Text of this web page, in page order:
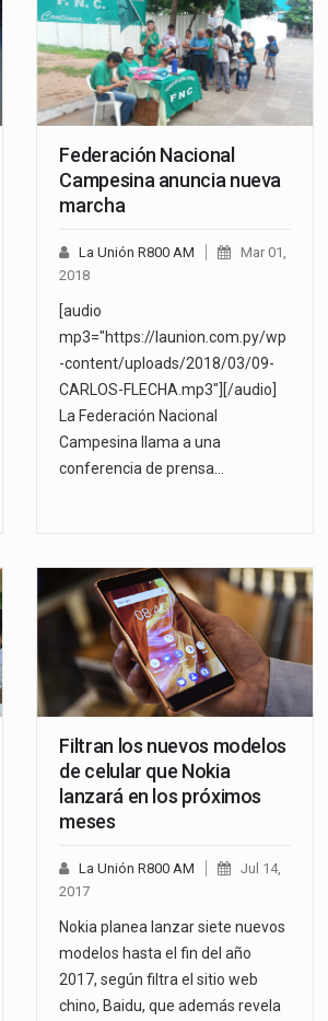
Federación Nacional
Campesina anuncia nueva
marcha
La Unión R800 AM
Mar 01,
2018
[audio
mp3="https://launion.com.py/wp
-content/uploads/2018/03/09-
CARLOS-FLECHA.mp3"][/audio]
La Federación Nacional
Campesina llama a una
conferencia de prensa…
Filtran los nuevos modelos
de celular que Nokia
lanzará en los próximos
meses
La Unión R800 AM
Jul 14,
2017
Nokia planea lanzar siete nuevos
modelos hasta el fin del año
2017, según filtra el sitio web
chino, Baidu, que además revela